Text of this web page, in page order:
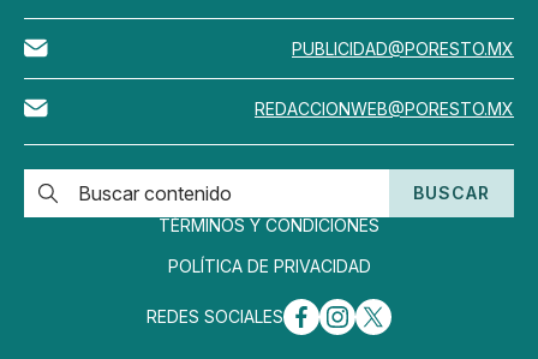
PUBLICIDAD@PORESTO.MX
REDACCIONWEB@PORESTO.MX
BUSCAR
TÉRMINOS Y CONDICIONES
POLÍTICA DE PRIVACIDAD
REDES SOCIALES